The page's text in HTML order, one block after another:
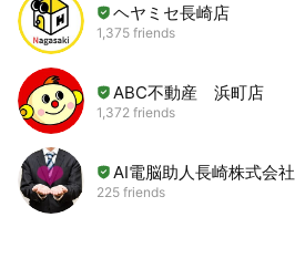
ヘヤミセ長崎店
1,375 friends
ABC不動産 浜町店
1,372 friends
AI電脳助人長崎株式会社
225 friends